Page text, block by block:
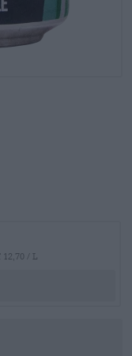
12,70 / L